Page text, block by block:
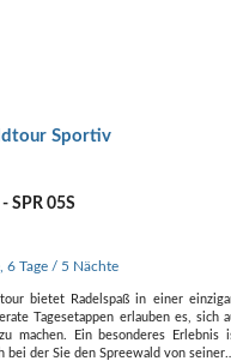
Sportiv
SPR 05S
,6 Tage / 5 Nächte
bietet Radelspaß in einer
Tagesetappen erlauben es, sich
machen. Ein besonderes Erlebnis
bei der Sie den Spreewald von seiner…